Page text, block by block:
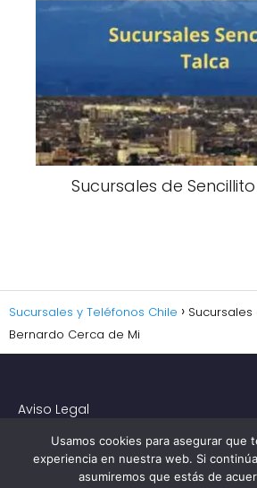
Sucursales de
Sucursales y Teléfonos Chile
Bernardo Cerca de Mi
Aviso Legal
Contacto
Política de Privacidad y Cookies
Usamos cookies para asegurar que
experiencia en nuestra web. Si
asumiremos que estás de